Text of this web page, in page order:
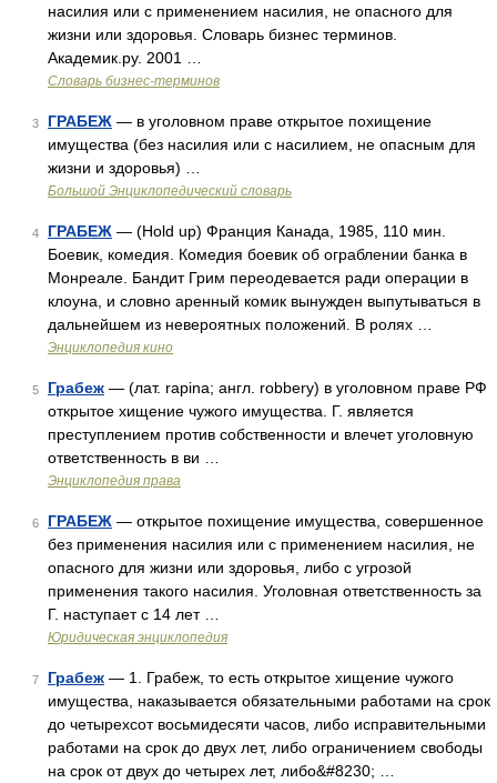
насилия или с применением насилия, не опасного для
жизни или здоровья. Словарь бизнес терминов.
Академик.ру. 2001 …
Словарь бизнес-терминов
3 ГРАБЕЖ — в уголовном праве открытое похищение
имущества (без насилия или с насилием, не опасным для
жизни и здоровья) …
Большой Энциклопедический словарь
4 ГРАБЕЖ — (Hold up) Франция Канада, 1985, 110 мин.
Боевик, комедия. Комедия боевик об ограблении банка в
Монреале. Бандит Грим переодевается ради операции в
клоуна, и словно аренный комик вынужден выпутываться в
дальнейшем из невероятных положений. В ролях …
Энциклопедия кино
5 Грабеж — (лат. rapina; англ. robbery) в уголовном праве РФ
открытое хищение чужого имущества. Г. является
преступлением против собственности и влечет уголовную
ответственность в ви …
Энциклопедия права
6 ГРАБЕЖ — открытое похищение имущества, совершенное
без применения насилия или с применением насилия, не
опасного для жизни или здоровья, либо с угрозой
применения такого насилия. Уголовная ответственность за
Г. наступает с 14 лет …
Юридическая энциклопедия
7 Грабеж — 1. Грабеж, то есть открытое хищение чужого
имущества, наказывается обязательными работами на срок
до четырехсот восьмидесяти часов, либо исправительными
работами на срок до двух лет, либо ограничением свободы
на срок от двух до четырех лет, либо&#8230; …